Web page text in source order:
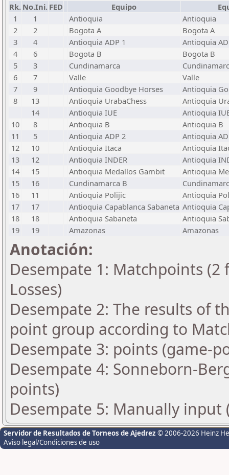
Rk. No.Ini. FED Equipo
1
1 Antioquia
Antioquia
2
2 Bogota A
Bogota A
3
4 Antioquia ADP 1
Antioquia
4
6 Bogota B
Bogota B
5
3 Cundinamarca
6
7 Valle
Valle
7
9 Antioquia Goodbye Horses
Antioquia
8
13 Antioquia UrabaChess
Antioquia
14
Antioquia IUE
Antioquia
10
8 Antioquia B
Antioquia B
11
5 Antioquia ADP 2
Antioquia
12
10 Antioquia Itaca
Antioquia
13
12 Antioquia INDER
Antioquia
14
15 Antioquia Medallos Gambit
Antioquia
15
16 Cundinamarca B
16
11 Antioquia Polijic
Antioquia
17
17 Antioquia Capablanca Sabaneta Antioquia
18
18 Antioquia Sabaneta
Antioquia
19
19 Amazonas Amazonas
Anotación:
Desempate 1: Matchpoints
Losses)
Desempate 2: The results of
point group according to
Desempate 3: points (game-
Desempate 4: Sonneborn-
points)
Desempate 5: Manually input
Servidor de Resultados de Torneos de Ajedrez © 2006-2026 Heinz
Aviso legal/Condiciones de uso